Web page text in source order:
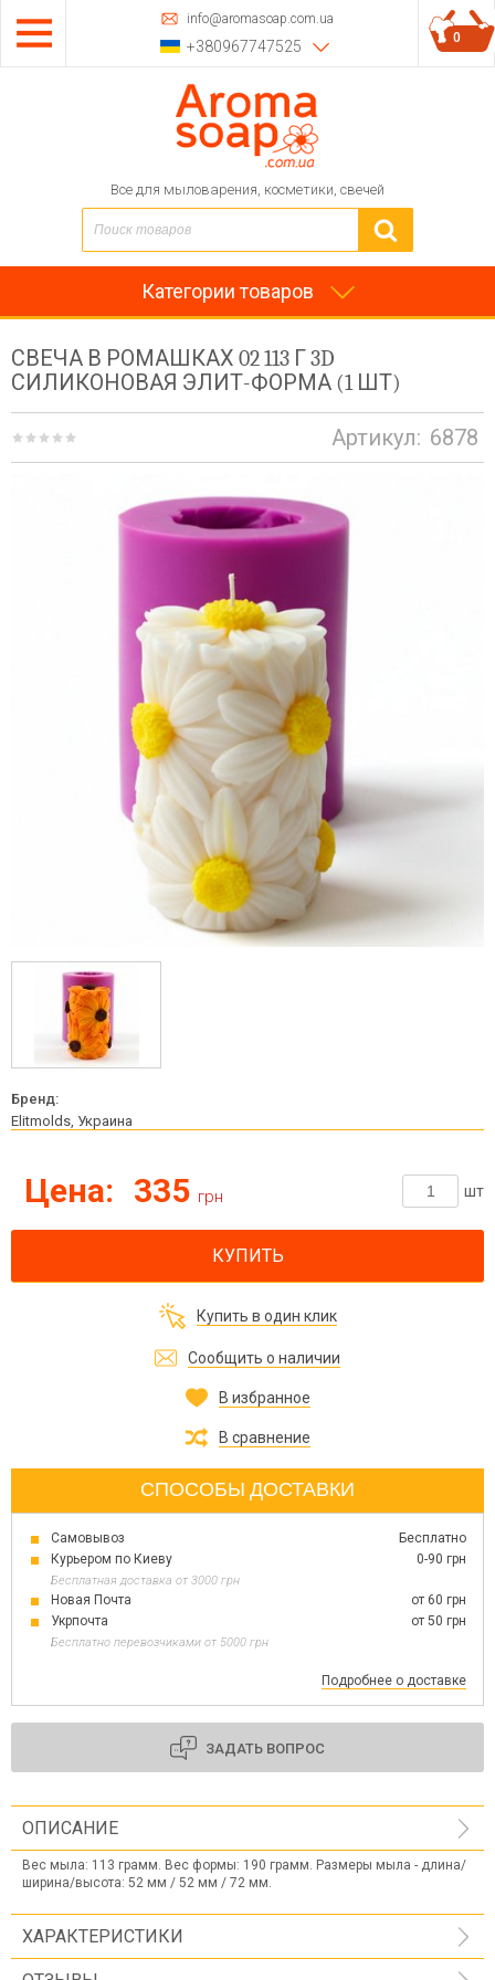
info@aromasoap.com.ua
+380967747525
Все для мыловарения, косметики, свечей
0
Категории товаров
СВЕЧА В РОМАШКАХ 02 113 Г 3D
СИЛИКОНОВАЯ ЭЛИТ-ФОРМА (1 ШТ)
Артикул: 6878
Бренд:
Elitmolds, Украина
Цена: 335 грн шт
КУПИТЬ
Купить в один клик
Сообщить о наличии
В избранное
В сравнение
СПОСОБЫ ДОСТАВКИ
Самовывоз
Бесплатно
Курьером по Киеву
0-90 грн
Бесплатная доставка от 3000 грн
Новая Почта
от 60 грн
Укрпочта
от 50 грн
Бесплатно перевозчиками от 5000 грн
Подробнее о доставке
ЗАДАТЬ ВОПРОС
ОПИСАНИЕ
Вес мыла: 113 грамм. Вес формы: 190 грамм. Размеры мыла - длина/
ширина/высота: 52 ​​мм / 52 мм / 72 мм.
ХАРАКТЕРИСТИКИ